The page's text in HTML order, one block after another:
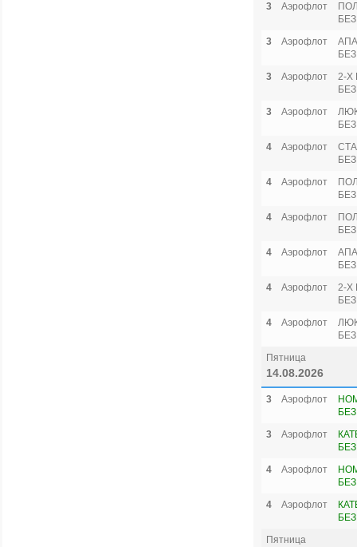
3
Аэрофлот
3
Аэрофлот
3
Аэрофлот
2-Х
3
Аэрофлот
4
Аэрофлот
4
Аэрофлот
4
Аэрофлот
4
Аэрофлот
4
Аэрофлот
2-Х
4
Аэрофлот
Пятница
14.08.2026
3 Аэрофлот
3
Аэрофлот
4
Аэрофлот
4
Аэрофлот
Пятница